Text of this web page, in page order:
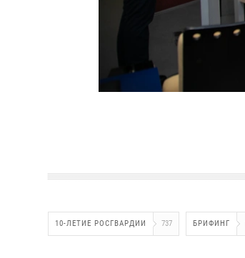
10-ЛЕТИЕ РОСГВАРДИИ 737 БРИФИНГ